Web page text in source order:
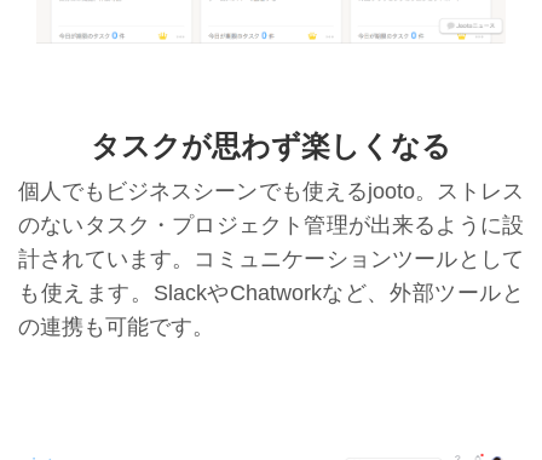
タスクが思わず楽しくなる
個人でもビジネスシーンでも使えるjooto。ストレス
のないタスク・プロジェクト管理が出来るように設
計されています。コミュニケーションツールとして
も使えます。SlackやChatworkなど、外部ツールと
の連携も可能です。